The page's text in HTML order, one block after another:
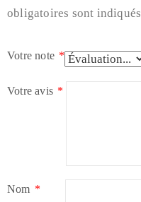
obligatoires sont
Votre note *
Votre avis *
Nom *